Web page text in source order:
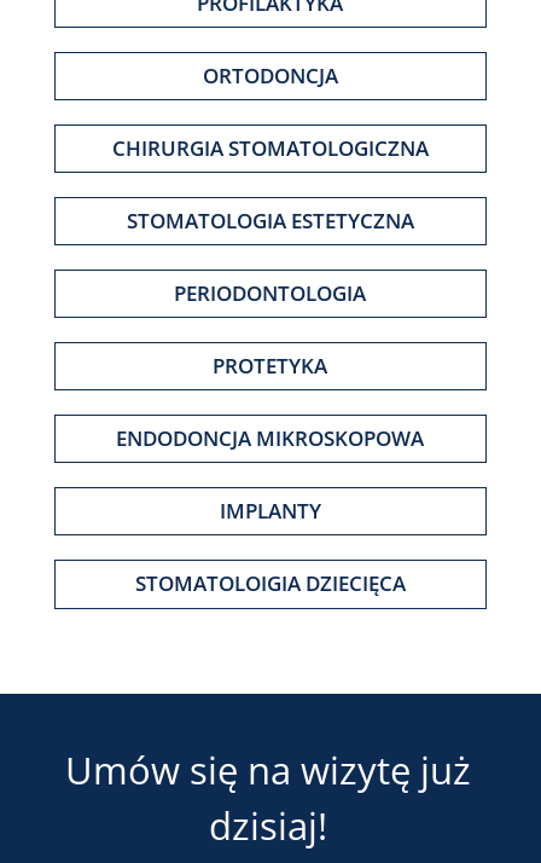
ORTODONCJA
CHIRURGIA STOMATOLOGICZNA
STOMATOLOGIA ESTETYCZNA
PERIODONTOLOGIA
PROTETYKA
ENDODONCJA MIKROSKOPOWA
IMPLANTY
STOMATOLOIGIA DZIECIĘCA
Umów się na wizytę już
dzisiaj!